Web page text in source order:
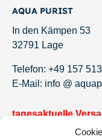
AQUA PURIST
In den Kämpen 53
32791 Lage
Telefon: +49 157
E-Mail: info @
tagesaktuelle